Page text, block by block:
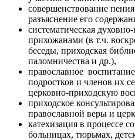
совершенствование
разъяснение его
систематическая
прихожанами (в т.ч.
беседы, приходская
паломничества и др.),
православное
подростков и членов их
церковно-приходскую
приходское
православной веры и
катехизация в процессе
больницах, тюрьмах,